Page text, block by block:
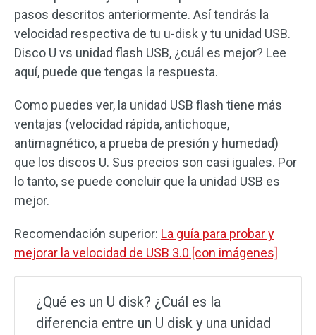
pasos descritos anteriormente. Así tendrás la
velocidad respectiva de tu u-disk y tu unidad USB.
Disco U vs unidad flash USB, ¿cuál es mejor? Lee
aquí, puede que tengas la respuesta.
Como puedes ver, la unidad USB flash tiene más
ventajas (velocidad rápida, antichoque,
antimagnético, a prueba de presión y humedad)
que los discos U. Sus precios son casi iguales. Por
lo tanto, se puede concluir que la unidad USB es
mejor.
Recomendación superior: La guía para probar y
mejorar la velocidad de USB 3.0 [con imágenes]
¿Qué es un U disk? ¿Cuál es la
diferencia entre un U disk y una unidad